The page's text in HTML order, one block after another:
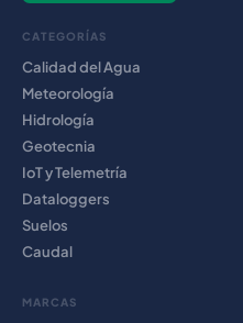
CATEGORÍAS
Calidad del Agua
Meteorología
Hidrología
Geotecnia
IoT y Telemetría
Dataloggers
Suelos
Caudal
MARCAS